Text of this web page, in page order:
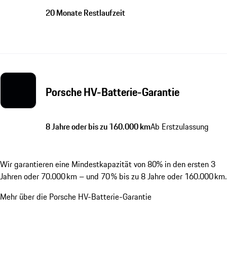
20 Monate Restlaufzeit
Porsche HV-Batterie-Garantie
8 Jahre oder bis zu 160.000 kmAb Erstzulassung
Wir garantieren eine Mindestkapazität von 80% in den ersten 3
Jahren oder 70.000 km – und 70 % bis zu 8 Jahre oder 160.000 km.
Mehr über die Porsche HV-Batterie-Garantie